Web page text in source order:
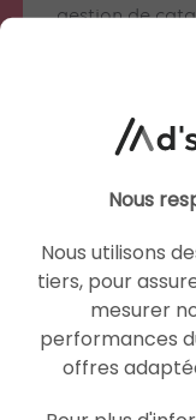
gestion de
Peut-on
Oui. Les
leur agent IA à
Nous
Nous utilisons
tiers, pour
mesurer
performances
offres